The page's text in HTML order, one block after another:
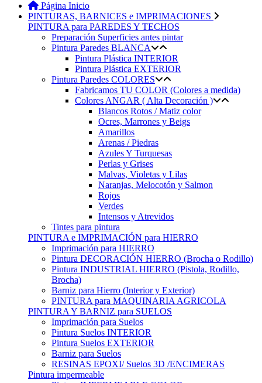
Página Inicio
PINTURAS, BARNICES e IMPRIMACIONES
PINTURA para PAREDES Y TECHOS
Preparación Superficies antes pintar
Pintura Paredes BLANCA
Pintura Plástica INTERIOR
Pintura Plástica EXTERIOR
Pintura Paredes COLORES
Fabricamos TU COLOR (Colores a medida)
Colores ANGAR ( Alta Decoración )
Blancos Rotos / Matiz color
Ocres, Marrones y Beigs
Amarillos
Arenas / Piedras
Azules Y Turquesas
Perlas y Grises
Malvas, Violetas y Lilas
Naranjas, Melocotón y Salmon
Rojos
Verdes
Intensos y Atrevidos
Tintes para pintura
PINTURA e IMPRIMACIÓN para HIERRO
Imprimación para HIERRO
Pintura DECORACIÓN HIERRO (Brocha o Rodillo)
Pintura INDUSTRIAL HIERRO (Pistola, Rodillo,
Brocha)
Barniz para Hierro (Interior y Exterior)
PINTURA para MAQUINARIA AGRICOLA
PINTURA Y BARNIZ para SUELOS
Imprimación para Suelos
Pintura Suelos INTERIOR
Pintura Suelos EXTERIOR
Barniz para Suelos
RESINAS EPOXI/ Suelos 3D /ENCIMERAS
Pintura impermeable